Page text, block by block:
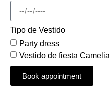
Tipo de Vestido
Party dress
Vestido de fiesta Camelia
Book appointment